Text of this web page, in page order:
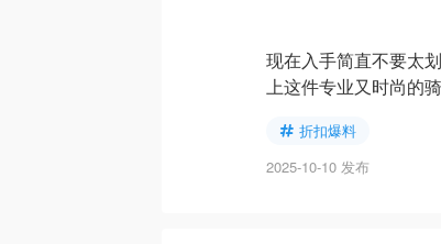
现在入手简直不要太
上这件专业又时尚的
折扣爆料
2025-10-10 发布